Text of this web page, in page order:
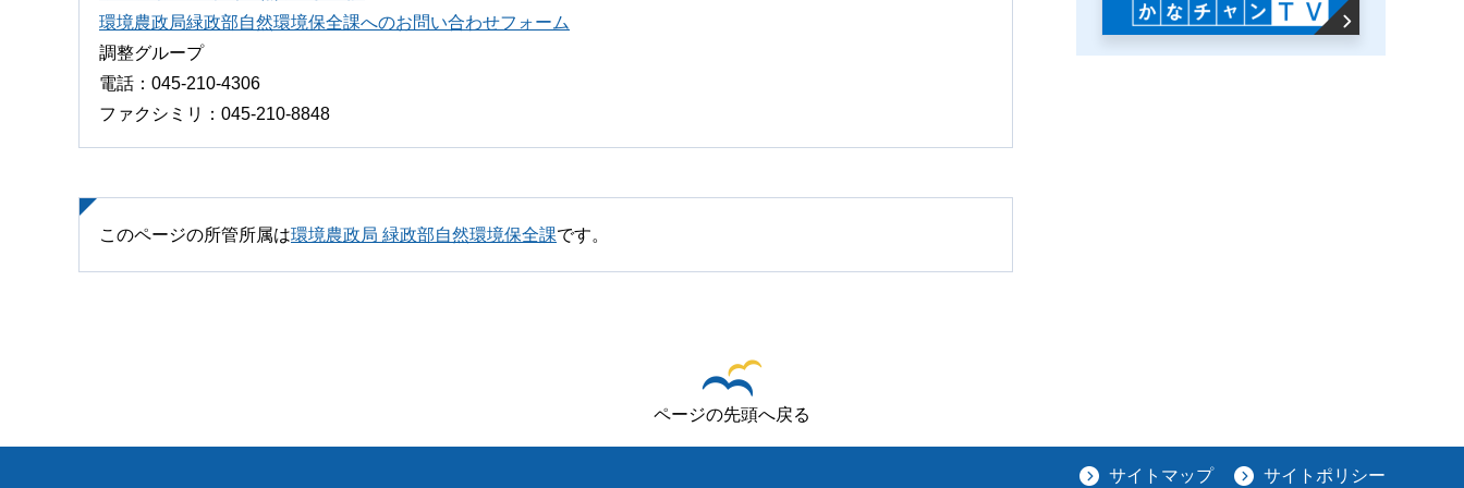
環境農政局緑政部自然環境保全課へのお問い合わせフォーム
調整グループ
電話：045-210-4306
ファクシミリ：045-210-8848
このページの所管所属は環境農政局 緑政部自然環境保全課です。
ページの先頭へ戻る
サイトマップ サイトポリシー